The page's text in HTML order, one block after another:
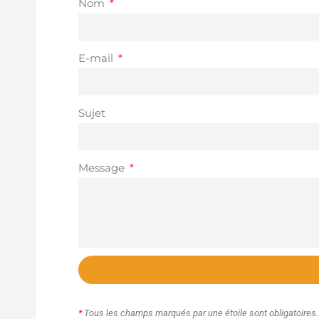
Nom
E-mail
Sujet
Message
*Tous les champs marqués par une étoile sont obligatoires.